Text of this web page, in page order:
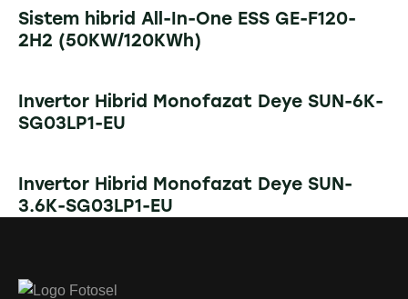
Sistem hibrid All-In-One ESS GE-F120-
2H2 (50KW/120KWh)
Invertor Hibrid Monofazat Deye SUN-6K-
SG03LP1-EU
Invertor Hibrid Monofazat Deye SUN-
3.6K-SG03LP1-EU